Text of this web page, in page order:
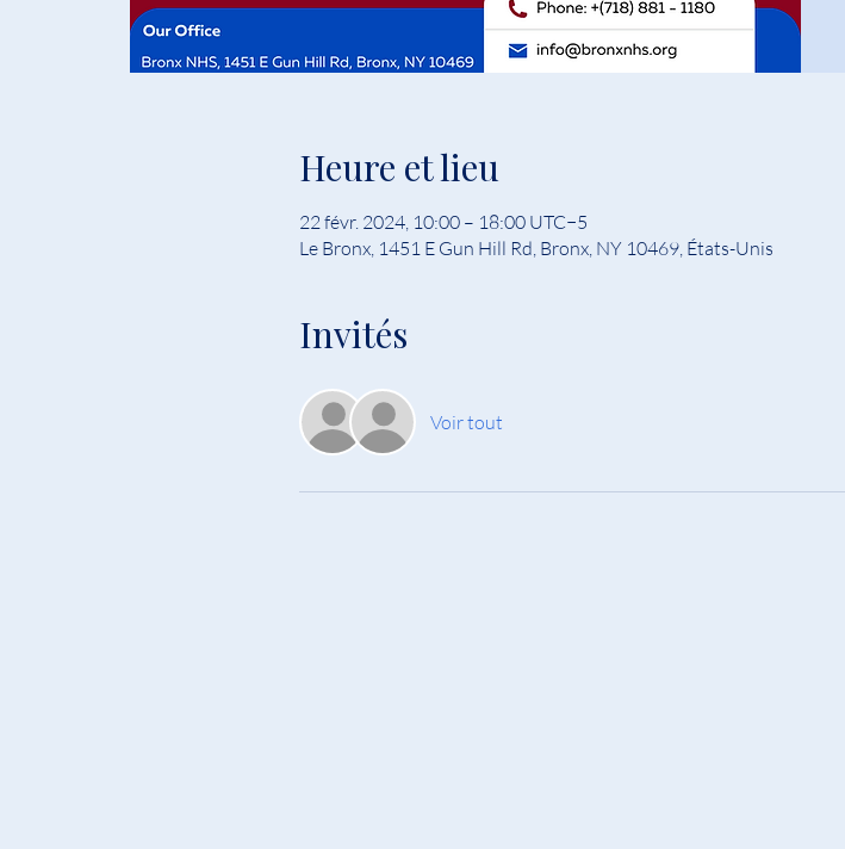
Heure et lieu
22 févr. 2024, 10:00 – 18:00 UTC−5
Le Bronx, 1451 E Gun Hill Rd, Bronx, NY 10469, États-Unis
Invités
Voir tout